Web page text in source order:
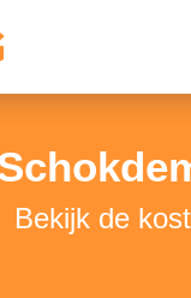
Bekijk de